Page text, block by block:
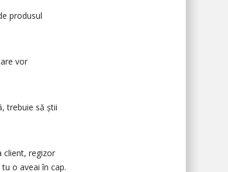
produsul
vor
trebuie să știi
client, regizor
o aveai în cap.